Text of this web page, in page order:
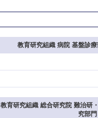
教育研究組織 病院 基盤診
教育研究組織 総合研究院 難治研
究部